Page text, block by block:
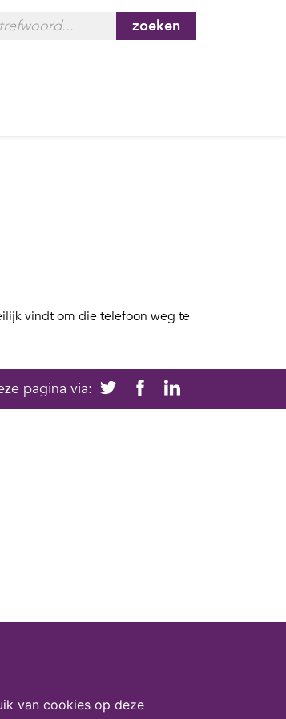
zoeken
vindt om die telefoon weg te
pagina via:
van cookies op deze